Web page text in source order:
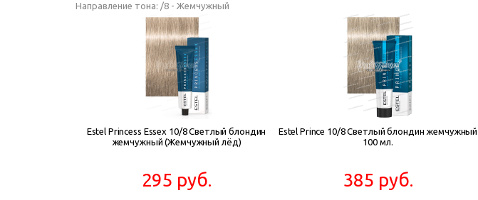
Направление тона: /8 - Жемчужный
Estel Princess Essex 10/8 Светлый блондин
жемчужный (Жемчужный лёд)
295 руб.
Estel Prince 10/8 Светлый блондин жемчужный
100 мл.
385 руб.